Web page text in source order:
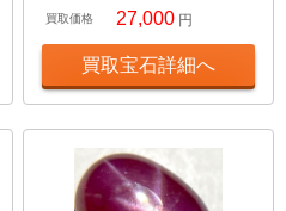
買取価格 27,000 円
買取宝石詳細へ